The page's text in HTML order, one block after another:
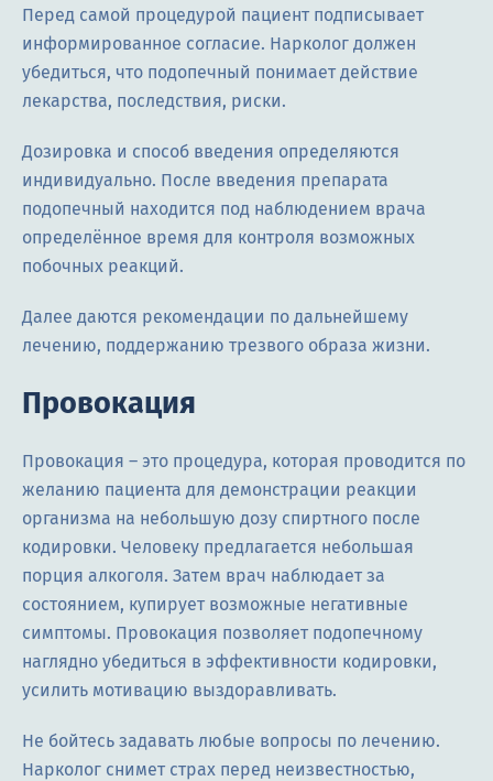
Перед самой процедурой пациент подписывает
информированное согласие. Нарколог должен
убедиться, что подопечный понимает действие
лекарства, последствия, риски.
Дозировка и способ введения определяются
индивидуально. После введения препарата
подопечный находится под наблюдением врача
определённое время для контроля возможных
побочных реакций.
Далее даются рекомендации по дальнейшему
лечению, поддержанию трезвого образа жизни.
Провокация
Провокация – это процедура, которая проводится по
желанию пациента для демонстрации реакции
организма на небольшую дозу спиртного после
кодировки. Человеку предлагается небольшая
порция алкоголя. Затем врач наблюдает за
состоянием, купирует возможные негативные
симптомы. Провокация позволяет подопечному
наглядно убедиться в эффективности кодировки,
усилить мотивацию выздоравливать.
Не бойтесь задавать любые вопросы по лечению.
Нарколог снимет страх перед неизвестностью,